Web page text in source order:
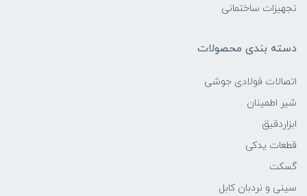
تجهیزات ساختمانی
دسته بندی محصولات
اتصالات فولادی جوشی
شیر اطمینان
ابزاردقیق
قطعات یدکی
گسکت
سینی و نردبان کابل